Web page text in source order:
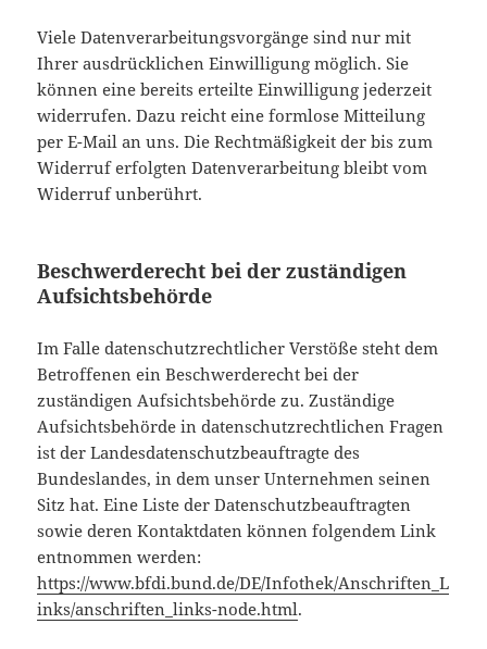
Viele Datenverarbeitungsvorgänge sind nur mit
Ihrer ausdrücklichen Einwilligung möglich. Sie
können eine bereits erteilte Einwilligung jederzeit
widerrufen. Dazu reicht eine formlose Mitteilung
per E-Mail an uns. Die Rechtmäßigkeit der bis zum
Widerruf erfolgten Datenverarbeitung bleibt vom
Widerruf unberührt.
Beschwerderecht bei der zuständigen
Aufsichtsbehörde
Im Falle datenschutzrechtlicher Verstöße steht dem
Betroffenen ein Beschwerderecht bei der
zuständigen Aufsichtsbehörde zu. Zuständige
Aufsichtsbehörde in datenschutzrechtlichen Fragen
ist der Landesdatenschutzbeauftragte des
Bundeslandes, in dem unser Unternehmen seinen
Sitz hat. Eine Liste der Datenschutzbeauftragten
sowie deren Kontaktdaten können folgendem Link
entnommen werden:
https://www.bfdi.bund.de/DE/Infothek/Anschriften_L
inks/anschriften_links-node.html.